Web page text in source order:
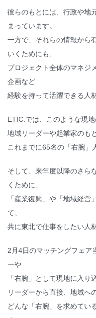
彼らのもとには、行政や地
まっています。
一方で、それらの情報から
いくためにも、
プロジェクト全体のマネジ
企画など
経験を持って活躍できる人
ETIC.では、このような現地
地域リーダーや起業家のもと
これまでに65名の「右腕」
そして、来年度以降のさら
くために、
「産業復興」や「地域経
て、
共に東北で仕事をしたい人
2月4日のマッチングフェア
ーや
「右腕」として現地に入り
リーダーから直接、地域へ
どんな「右腕」を求めてい